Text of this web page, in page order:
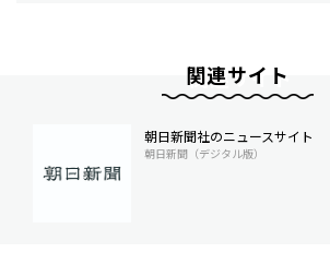
関連サイト
朝日新聞社のニュースサイト
朝日新聞（デジタル版）